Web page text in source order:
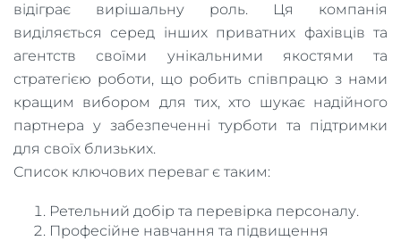
відіграє вирішальну роль. Ця компанія
виділяється серед інших приватних фахівців та
агентств своїми унікальними якостями та
стратегією роботи, що робить співпрацю з нами
кращим вибором для тих, хто шукає надійного
партнера у забезпеченні турботи та підтримки
для своїх близьких.
Список ключових переваг є таким:
Ретельний добір та перевірка персоналу.
Професійне навчання та підвищення